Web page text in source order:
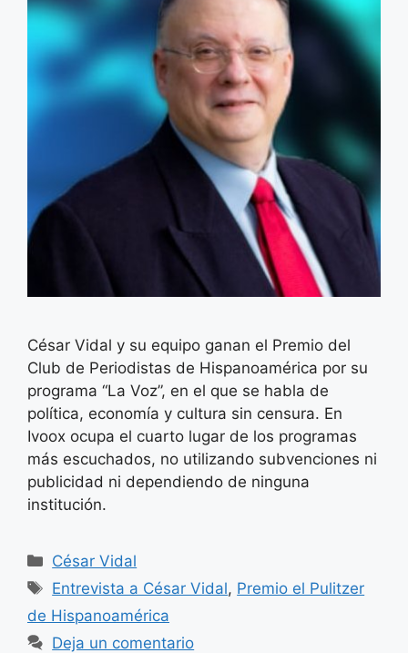
César Vidal y su equipo ganan el Premio del
Club de Periodistas de Hispanoamérica por su
programa “La Voz”, en el que se habla de
política, economía y cultura sin censura. En
Ivoox ocupa el cuarto lugar de los programas
más escuchados, no utilizando subvenciones ni
publicidad ni dependiendo de ninguna
institución.
Categorías
César Vidal
Etiquetas
Entrevista a César Vidal, Premio el Pulitzer
de Hispanoamérica
Deja un comentario